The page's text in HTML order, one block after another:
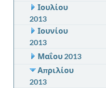
Ιουλίου
2013
Ιουνίου
2013
Μαΐου 2013
Απριλίου
2013